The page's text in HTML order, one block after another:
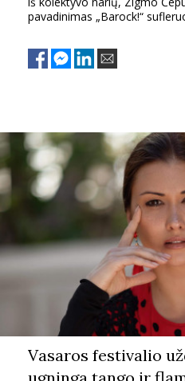
pavadinimas „Barock!“
įvairovė.
Vasaros festivalio